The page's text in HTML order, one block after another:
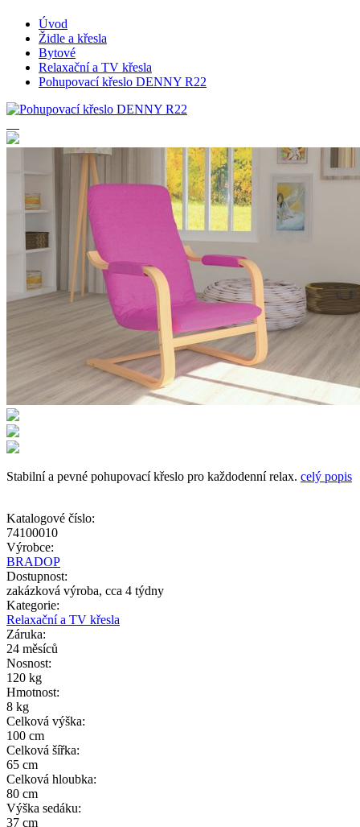
Úvod
Židle a křesla
Bytové
Relaxační a TV křesla
Pohupovací křeslo DENNY R22
Stabilní a pevné pohupovací křeslo pro každodenní relax. celý popis
Katalogové číslo:
74100010
Výrobce:
BRADOP
Dostupnost:
zakázková výroba, cca 4 týdny
Kategorie:
Relaxační a TV křesla
Záruka:
24 měsíců
Nosnost:
120 kg
Hmotnost:
8 kg
Celková výška:
100 cm
Celková šířka:
65 cm
Celková hloubka:
80 cm
Výška sedáku:
37 cm